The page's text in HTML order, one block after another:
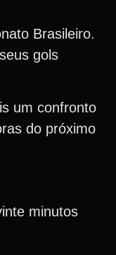
Brasileiro.
gols
um confronto
do próximo
minutos